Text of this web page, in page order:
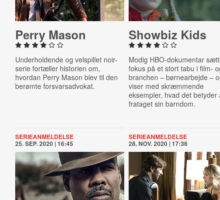
Perry Mason
Underholdende og velspillet noir-
serie fortæller historien om,
hvordan Perry Mason blev til den
berømte forsvarsadvokat.
Showbiz Kids
Modig HBO-dokumentar
fokus på et stort tabu i film-
branchen – børnearbejde –
viser med skræmmende
eksempler, hvad det betyder
frataget sin barndom.
SERIEANMELDELSE
25. SEP. 2020 | 16:45
SERIEANMELDELSE
28. NOV. 2020 | 17:36